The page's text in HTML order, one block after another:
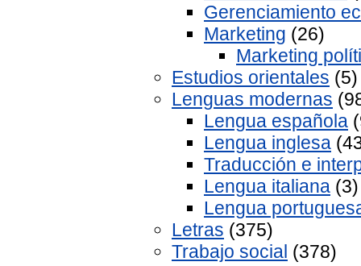
Gerenciamiento
Marketing (26)
Marketing
Estudios orientales (5)
Lenguas modernas
Lengua española
Lengua inglesa
Traducción e
Lengua italiana (3)
Lengua
Letras (375)
Trabajo social (378)